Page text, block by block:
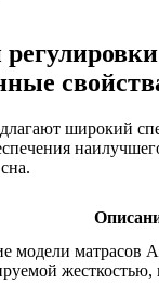
широкий
модели матрасов